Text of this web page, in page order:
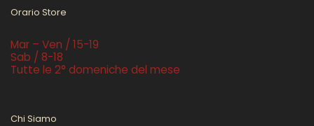
Orario Store
Mar – Ven / 15-19
Sab / 8-18
Tutte le 2° domeniche del mese
Chi Siamo